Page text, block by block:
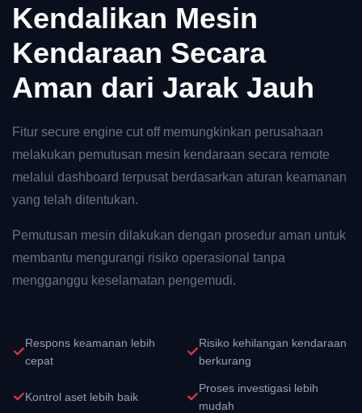
Kendalikan Mesin
Kendaraan Secara
Aman dari Jarak Jauh
Fitur secure engine cut off memungkinkan perusahaan
melakukan pemutusan mesin kendaraan secara remote
melalui dashboard terpusat berdasarkan aturan keamanan
yang telah ditentukan.
Pemutusan mesin dilakukan dengan prosedur aman untuk
membantu mengurangi risiko operasional tanpa
mengganggu keselamatan pengemudi.
✓Respons keamanan lebih
cepat
✓Risiko kehilangan kendaraan
berkurang
✓Kontrol aset lebih baik ✓Proses investigasi lebih
mudah